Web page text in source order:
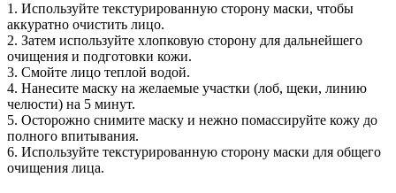
1. Используйте текстурированную сторону маски, чтобы
аккуратно очистить лицо.
2. Затем используйте хлопковую сторону для дальнейшего
очищения и подготовки кожи.
3. Смойте лицо теплой водой.
4. Нанесите маску на желаемые участки (лоб, щеки, линию
челюсти) на 5 минут.
5. Осторожно снимите маску и нежно помассируйте кожу до
полного впитывания.
6. Используйте текстурированную сторону маски для общего
очищения лица.